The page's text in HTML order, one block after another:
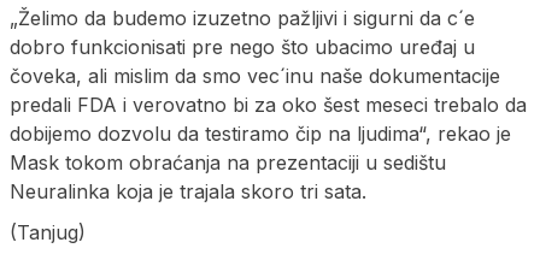
„Želimo da budemo izuzetno pažljivi i sigurni da c´e
dobro funkcionisati pre nego što ubacimo uređaj u
čoveka, ali mislim da smo vec´inu naše dokumentacije
predali FDA i verovatno bi za oko šest meseci trebalo da
dobijemo dozvolu da testiramo čip na ljudima“, rekao je
Mask tokom obraćanja na prezentaciji u sedištu
Neuralinka koja je trajala skoro tri sata.
(Tanjug)